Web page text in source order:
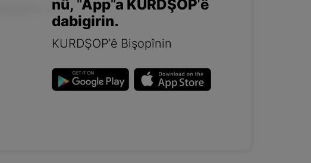
nû, "App"a KURDŞOP'ê
dabigirin.
KURDŞOP'ê Bişopînin